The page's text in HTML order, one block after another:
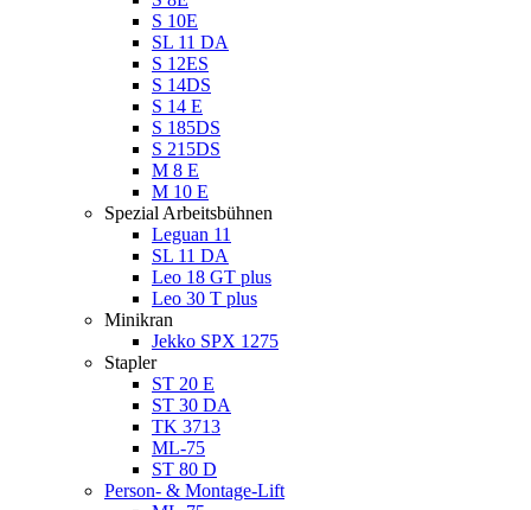
S 10E
SL 11 DA
S 12ES
S 14DS
S 14 E
S 185DS
S 215DS
M 8 E
M 10 E
Spezial Arbeitsbühnen
Leguan 11
SL 11 DA
Leo 18 GT plus
Leo 30 T plus
Minikran
Jekko SPX 1275
Stapler
ST 20 E
ST 30 DA
TK 3713
ML-75
ST 80 D
Person- & Montage-Lift